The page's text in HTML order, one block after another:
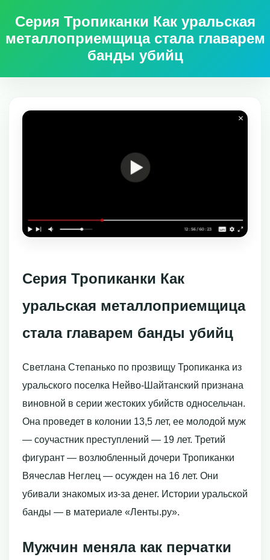
Серия Тропиканки Как уральская
металлоприемщица стала главарем
банды убийц
Серия Тропиканки Как
уральская металлоприемщица
стала главарем банды убийц
Светлана Степанько по прозвищу Тропиканка из
уральского поселка Нейво-Шайтанский признана
виновной в серии жестоких убийств односельчан.
Она проведет в колонии 13,5 лет, ее молодой муж
— соучастник преступлений — 19 лет. Третий
фигурант — возлюбленный дочери Тропиканки
Вячеслав Неглец — осужден на 16 лет. Они
убивали знакомых из-за денег. Истории уральской
банды — в материале «Ленты.ру».
Мужчин меняла как перчатки